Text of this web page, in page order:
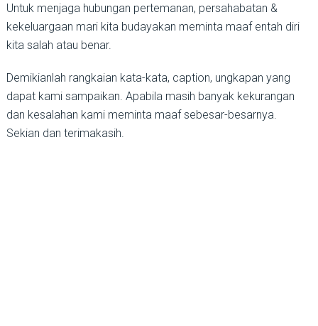
Untuk menjaga hubungan pertemanan, persahabatan &
kekeluargaan mari kita budayakan meminta maaf entah diri
kita salah atau benar.
Demikianlah rangkaian kata-kata, caption, ungkapan yang
dapat kami sampaikan. Apabila masih banyak kekurangan
dan kesalahan kami meminta maaf sebesar-besarnya.
Sekian dan terimakasih.